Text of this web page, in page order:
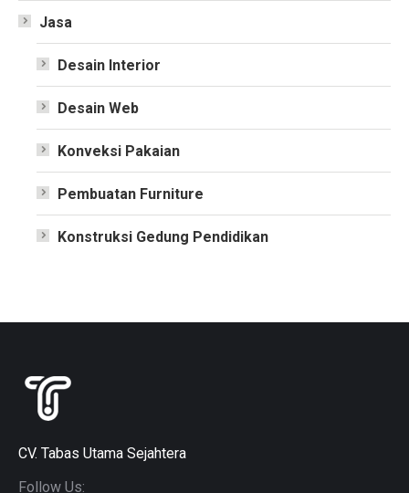
Jasa
Desain Interior
Desain Web
Konveksi Pakaian
Pembuatan Furniture
Konstruksi Gedung Pendidikan
CV. Tabas Utama Sejahtera
Follow Us: